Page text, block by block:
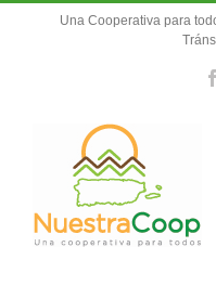
Una Cooperativa para